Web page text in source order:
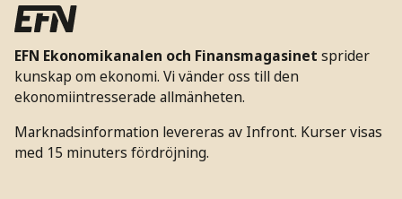
EFN Ekonomikanalen och Finansmagasinet sprider
kunskap om ekonomi. Vi vänder oss till den
ekonomiintresserade allmänheten.
Marknadsinformation levereras av Infront. Kurser visas
med 15 minuters fördröjning.